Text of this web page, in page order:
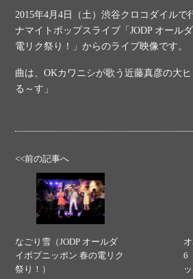
2015年4月4日（土）渋谷クロコダイルで
ナマイトポップスライブ「JODP オール
電リク祭り！」からのライブ映像です。
曲は、OKカワニシが歌う近藤真彦の大
る～す」
<<前の記事へ
なごり雪（JODP オールダ
イポプニッポン 春の電リク
祭り！）
6